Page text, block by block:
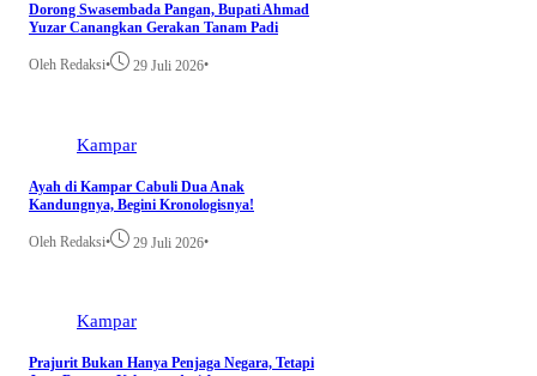
Dorong Swasembada Pangan, Bupati Ahmad
Yuzar Canangkan Gerakan Tanam Padi
Oleh Redaksi• 29 Juli 2026•
Kampar
Ayah di Kampar Cabuli Dua Anak
Kandungnya, Begini Kronologisnya!
Oleh Redaksi• 29 Juli 2026•
Kampar
Prajurit Bukan Hanya Penjaga Negara, Tetapi